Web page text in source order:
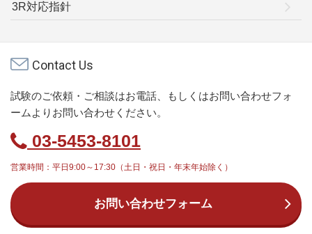
3R対応指針
Contact Us
試験のご依頼・ご相談はお電話、もしくはお問い合わせフォ
ームよりお問い合わせください。
03-5453-8101
営業時間：平日9:00～17:30（土日・祝日・年末年始除く）
お問い合わせフォーム